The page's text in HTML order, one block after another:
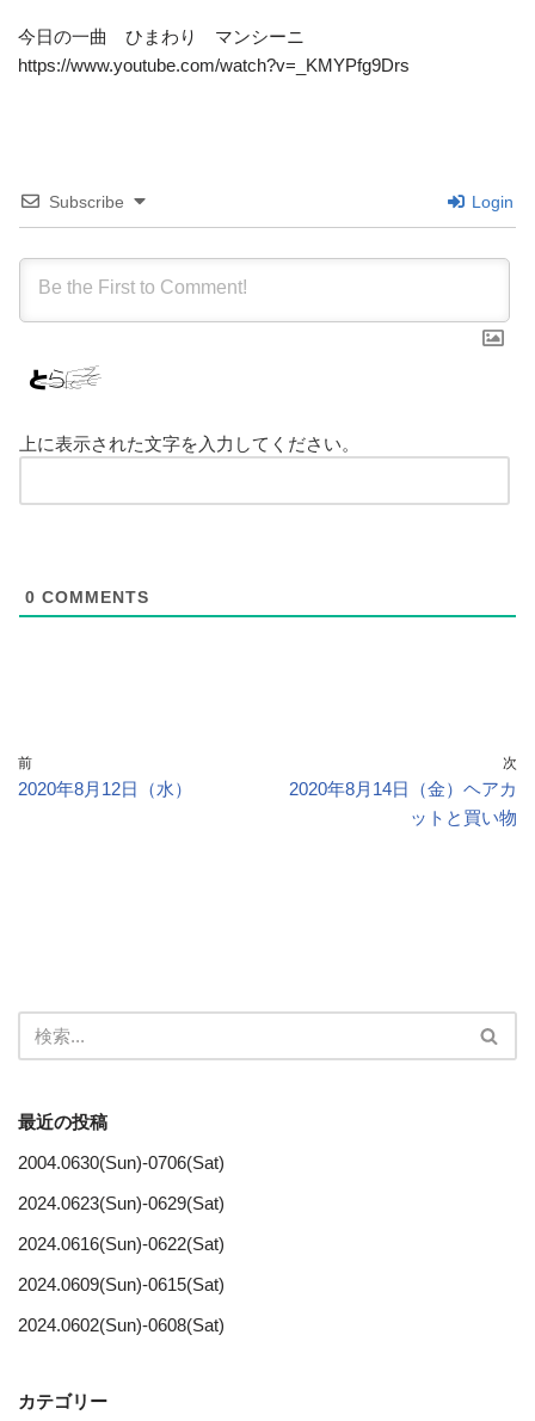
今日の一曲 ひまわり マンシーニ
https://www.youtube.com/watch?v=_KMYPfg9Drs
Subscribe Login
上に表示された文字を入力してください。
0 COMMENTS
前
2020年8月12日（水）
次
2020年8月14日（金）ヘアカ
ットと買い物
最近の投稿
2004.0630(Sun)-0706(Sat)
2024.0623(Sun)-0629(Sat)
2024.0616(Sun)-0622(Sat)
2024.0609(Sun)-0615(Sat)
2024.0602(Sun)-0608(Sat)
カテゴリー